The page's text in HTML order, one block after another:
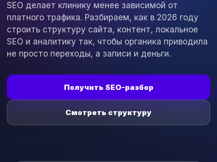
SEO делает клинику менее зависимой от
платного трафика. Разбираем, как в 2026 году
строить структуру сайта, контент, локальное
SEO и аналитику так, чтобы органика приводила
не просто переходы, а записи и деньги.
Получить SEO-разбор
Смотреть структуру